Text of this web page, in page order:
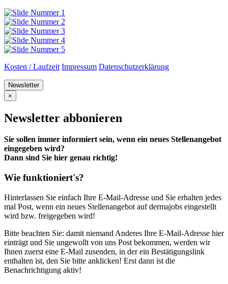
Kosten / Laufzeit Impressum Datenschutzerklärung
Newsletter
×
Newsletter abbonieren
Sie sollen immer informiert sein, wenn ein neues Stellenangebot
eingegeben wird?
Dann sind Sie hier genau richtig!
Wie funktioniert's?
Hinterlassen Sie einfach Ihre E-Mail-Adresse und Sie erhalten jedes
mal Post, wenn ein neues Stellenangebot auf dermajobs eingestellt
wird bzw. freigegeben wird!
Bitte beachten Sie: damit niemand Anderes Ihre E-Mail-Adresse hier
einträgt und Sie ungewollt von uns Post bekommen, werden wir
Ihnen zuerst eine E-Mail zusenden, in der ein Bestätigungslink
enthalten ist, den Sie bitte anklicken! Erst dann ist die
Benachrichtigung aktiv!